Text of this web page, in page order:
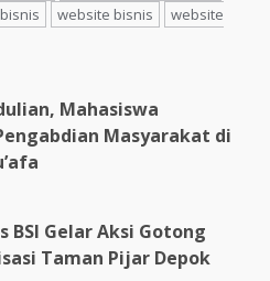
website bisnis
website
Mahasiswa
Masyarakat di
BSI Gelar Aksi Gotong
Taman Pijar Depok